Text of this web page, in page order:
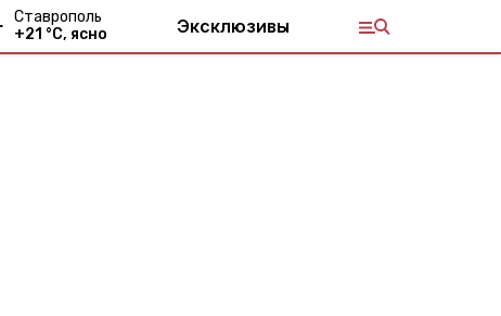
Ставрополь
+21 °С, ясно Эксклюзивы